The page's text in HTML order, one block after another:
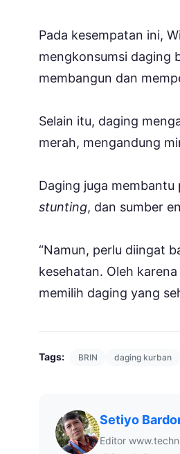
Pada kesempatan ini,
mengkonsumsi daging
membangun dan
Selain itu, daging
merah, mengandung
Daging juga
stunting, dan sumber
“Namun, perlu diingat
kesehatan. Oleh
memilih daging yang
Tags: BRIN daging kurban
Setiyo
Editor